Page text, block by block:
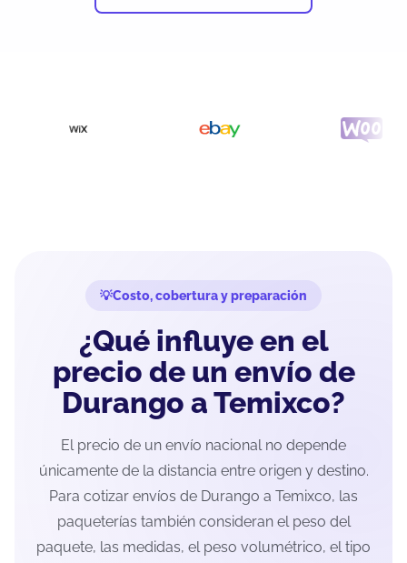
Costo, cobertura y preparación
¿Qué influye en el
precio de un envío de
Durango a Temixco?
El precio de un envío nacional no depende
únicamente de la distancia entre origen y destino.
Para cotizar envíos de Durango a Temixco, las
paqueterías también consideran el peso del
paquete, las medidas, el peso volumétrico, el tipo